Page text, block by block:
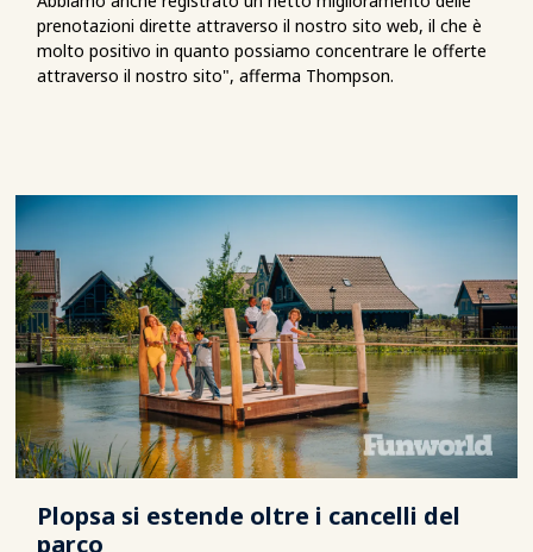
prenotazioni dirette attraverso il nostro sito web, il che è
molto positivo in quanto possiamo concentrare le offerte
attraverso il nostro sito", afferma Thompson.
Plopsa si estende oltre i cancelli del
parco